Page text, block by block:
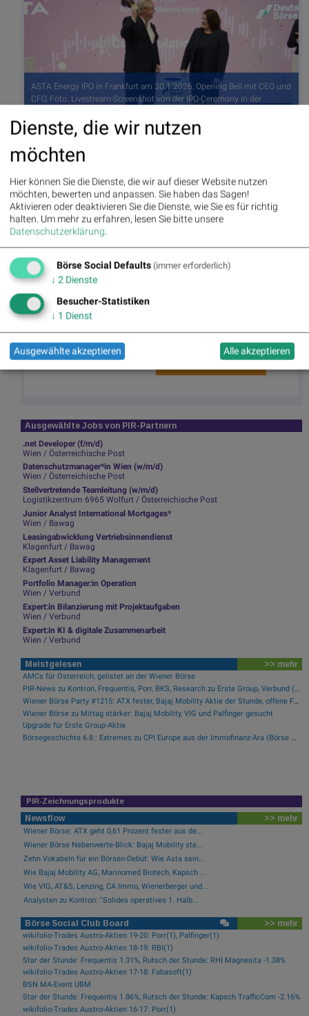
ASTA Energy IPO in Frankfurt am 30.1.2026, Opening Bell mit CEO und
CFO, Foto: Livestream-Screenshot von der IPO-Ceremony in der
Autor
Petzwinkler
Börse Social Network/Magazine
"Evening Xtrakt" heben sich deutlich
von den gängigen Newslettern ab.
Beispiele ansehen bzw. kostenfrei
anmelden. Wichtige Börse-Infos
garantiert.
Newsletter abonnieren
http://runplugged.com/spreadit)
per Newsletter erhalten
Ausgewählte Jobs von PIR-Partnern
.net Developer (f/m/d)
Wien / Österreichische Post
Datenschutzmanager*in Wien (w/m/d)
Wien / Österreichische Post
Stellvertretende Teamleitung (w/m/d)
Logistikzentrum 6965 Wolfurt / Österreichische Post
Junior Analyst International Mortgages*
Wien / Bawag
Leasingabwicklung Vertriebsinnendienst
Klagenfurt / Bawag
Expert Asset Liability Management
Klagenfurt / Bawag
Portfolio Manager:in Operation
Wien / Verbund
Expert:in Bilanzierung mit Projektaufgaben
Wien / Verbund
Expert:in KI & digitale Zusammenarbeit
Wien / Verbund
Meistgelesen >> mehr
AMCs für Österreich, gelistet an der Wiener Börse
PIR-News zu Kontron, Frequentis, Porr, BKS, Research zu Erste Group, Verbund (Christine Petzwinkler)
Wiener Börse Party #1215: ATX fester, Bajaj Mobility Aktie der Stunde, offene Fragen bei Fitgroup
Wiener Börse zu Mittag stärker: Bajaj Mobility, VIG und Palfinger gesucht
Upgrade für Erste Group-Aktie
Börsegeschichte 6.8.: Extremes zu CPI Europe aus der Immofinanz-Ära (Börse Geschichte) (BörseGeschichte)
PIR-Zeichnungsprodukte
Newsflow >> mehr
Wiener Börse: ATX geht 0,61 Prozent fester aus de...
Wiener Börse Nebenwerte-Blick: Bajaj Mobility ste...
Zehn Vokabeln für ein Börsen-Debüt: Wie Asta sein...
Wie Bajaj Mobility AG, Marinomed Biotech, Kapsch ...
Wie VIG, AT&S, Lenzing, CA Immo, Wienerberger und...
Analysten zu Kontron: "Solides operatives 1. Halb...
Börse Social Club Board >> mehr
wikifolio-Trades Austro-Aktien 19-20: Porr(1), Palfinger(1)
wikifolio-Trades Austro-Aktien 18-19: RBI(1)
Star der Stunde: Frequentis 1.31%, Rutsch der Stunde: RHI Magnesita -1.38%
wikifolio-Trades Austro-Aktien 17-18: Fabasoft(1)
BSN MA-Event UBM
Star der Stunde: Frequentis 1.86%, Rutsch der Stunde: Kapsch TrafficCom -2.16%
wikifolio-Trades Austro-Aktien 16-17: Porr(1)
Dienste, die wir nutzen
möchten
Hier können Sie die Dienste, die wir auf dieser Website nutzen
möchten, bewerten und anpassen. Sie haben das Sagen!
Aktivieren oder deaktivieren Sie die Dienste, wie Sie es für richtig
halten. Um mehr zu erfahren, lesen Sie bitte unsere
Datenschutzerklärung.
Börse Social Defaults (immer erforderlich)
↓ 2 Dienste
Besucher-Statistiken
↓ 1 Dienst
Ausgewählte akzeptieren Alle akzeptieren